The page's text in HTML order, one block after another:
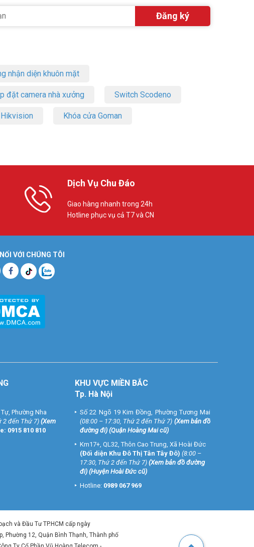
nhận diện khuôn mặt
đặt camera nhà xưởng Switch Scodeno
Khóa cửa Goman
Dịch Vụ Chu Đáo
Giao hàng nhanh trong 24h
Hotline phục vụ cả T7 và CN
VỚI CHÚNG TÔI
Phường Nha
2 đến Thứ 7)(Xem
0915 810 810
KHU VỰC MIỀN BẮC
Tp. Hà Nội
Số 22 Ngõ 19 Kim Đồng, Phường Tương Mai
(08:00 – 17:30, Thứ 2 đến Thứ 7) (Xem bản đồ
đường đi) (Quận Hoàng Mai cũ)
Km17+, QL32, Thôn Cao Trung, Xã Hoài Đức
(Đối diện Khu Đô Thị Tân Tây Đô) (8:00 –
17:30, Thứ 2 đến Thứ 7) (Xem bản đồ đường
đi) (Huyện Hoài Đức cũ)
Hotline: 0989 067 969
và Đầu Tư TP.HCM cấp ngày
Phường 12, Quận Bình Thạnh, Thành phố